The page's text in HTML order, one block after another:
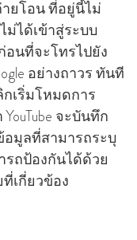
ยโอน ที่อยู่นี้ไม่
ได้เข้าสู่ระบบ
อนที่จะโทรไปยัง
อย่างถาวร ทันที
เริ่มโหมดการ
จะบันทึก
มูลที่สามารถระบุ
ถป้องกันได้ด้วย
เกี่ยวข้อง